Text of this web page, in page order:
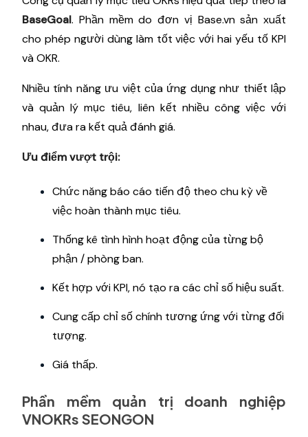
BaseGoal. Phần mềm do đơn vị Base.vn sản xuất
cho phép người dùng làm tốt việc với hai yếu tố KPI
và OKR.
Nhiều tính năng ưu việt của ứng dụng như thiết lập
và quản lý mục tiêu, liên kết nhiều công việc với
nhau, đưa ra kết quả đánh giá.
Ưu điểm vượt trội:
Chức năng báo cáo tiến độ theo chu kỳ về
việc hoàn thành mục tiêu.
Thống kê tình hình hoạt động của từng bộ
phận / phòng ban.
Kết hợp với KPI, nó tạo ra các chỉ số hiệu suất.
Cung cấp chỉ số chính tương ứng với từng đối
tượng.
Giá thấp.
Phần mềm quản trị doanh nghiệp
VNOKRs SEONGON